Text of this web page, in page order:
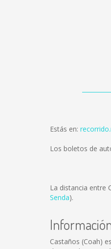
Estás en:
Los boletos de
La distancia entre
Senda).
Castaños (Coah)